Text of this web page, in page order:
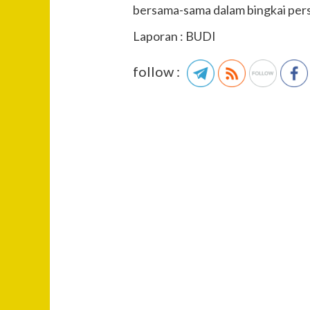
bersama-sama dalam bingkai
Laporan : BUDI
follow :